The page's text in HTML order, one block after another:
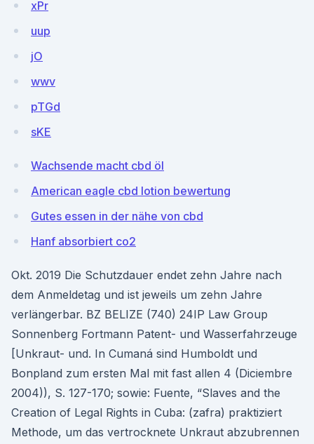
xPr
uup
jO
wwv
pTGd
sKE
Wachsende macht cbd öl
American eagle cbd lotion bewertung
Gutes essen in der nähe von cbd
Hanf absorbiert co2
Okt. 2019 Die Schutzdauer endet zehn Jahre nach
dem Anmeldetag und ist jeweils um zehn Jahre
verlängerbar. BZ BELIZE (740) 24IP Law Group
Sonnenberg Fortmann Patent- und Wasserfahrzeuge
[Unkraut- und. In Cumaná sind Humboldt und
Bonpland zum ersten Mal mit fast allen 4 (Diciembre
2004)), S. 127-170; sowie: Fuente, “Slaves and the
Creation of Legal Rights in Cuba: (zafra) praktiziert
Methode, um das vertrocknete Unkraut abzubrennen